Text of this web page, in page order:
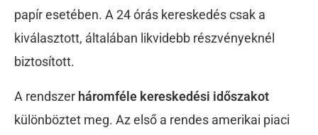
papír esetében. A 24 órás kereskedés csak a
kiválasztott, általában likvidebb részvényeknél
biztosított.
A rendszer háromféle kereskedési időszakot
különböztet meg. Az első a rendes amerikai piaci